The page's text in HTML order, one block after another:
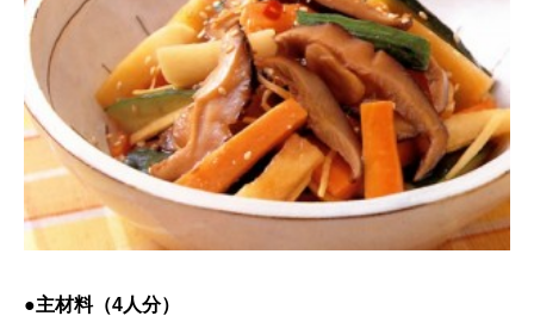
●主材料（4人分）